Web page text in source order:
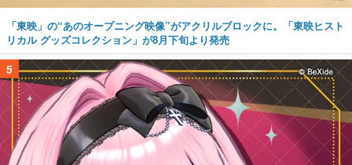
「東映」の“あのオープニング映像”がアクリルブロックに。「東映ヒスト
リカル グッズコレクション」が8月下旬より発売
5